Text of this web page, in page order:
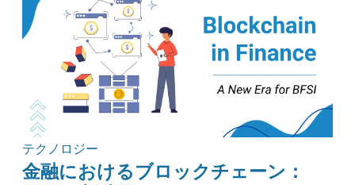
テクノロジー
金融におけるブロックチェーン：